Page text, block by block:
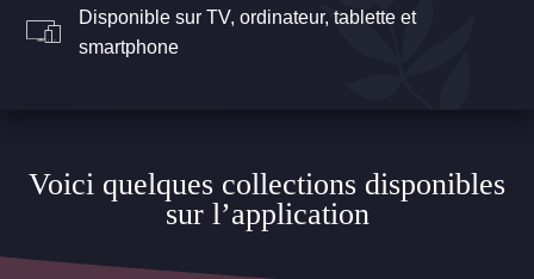
Disponible sur TV, ordinateur, tablette et
smartphone
Voici quelques collections disponibles
sur l’application